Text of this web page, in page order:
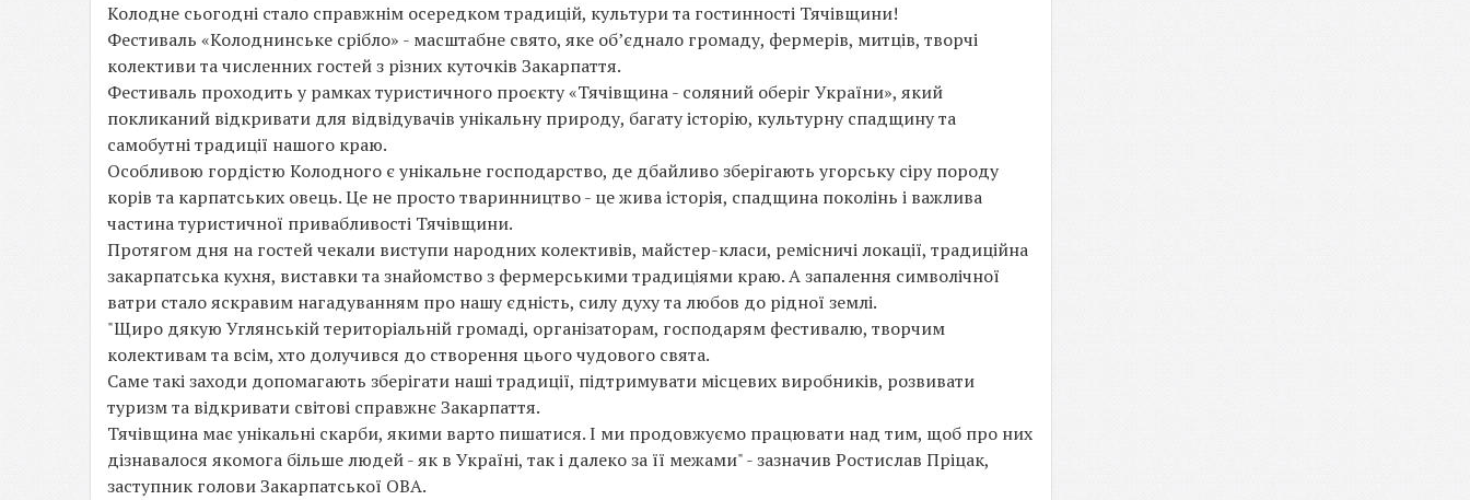
Колодне сьогодні стало справжнім осередком традицій, культури та гостинності Тячівщини!
Фестиваль «Колоднинське срібло» - масштабне свято, яке об’єднало громаду, фермерів, митців, творчі
колективи та численних гостей з різних куточків Закарпаття.
Фестиваль проходить у рамках туристичного проєкту «Тячівщина - соляний оберіг України», який
покликаний відкривати для відвідувачів унікальну природу, багату історію, культурну спадщину та
самобутні традиції нашого краю.
Особливою гордістю Колодного є унікальне господарство, де дбайливо зберігають угорську сіру породу
корів та карпатських овець. Це не просто тваринництво - це жива історія, спадщина поколінь і важлива
частина туристичної привабливості Тячівщини.
Протягом дня на гостей чекали виступи народних колективів, майстер-класи, ремісничі локації, традиційна
закарпатська кухня, виставки та знайомство з фермерськими традиціями краю. А запалення символічної
ватри стало яскравим нагадуванням про нашу єдність, силу духу та любов до рідної землі.
"Щиро дякую Углянській територіальній громаді, організаторам, господарям фестивалю, творчим
колективам та всім, хто долучився до створення цього чудового свята.
Саме такі заходи допомагають зберігати наші традиції, підтримувати місцевих виробників, розвивати
туризм та відкривати світові справжнє Закарпаття.
Тячівщина має унікальні скарби, якими варто пишатися. І ми продовжуємо працювати над тим, щоб про них
дізнавалося якомога більше людей - як в Україні, так і далеко за її межами" - зазначив Ростислав Пріцак,
заступник голови Закарпатської ОВА.